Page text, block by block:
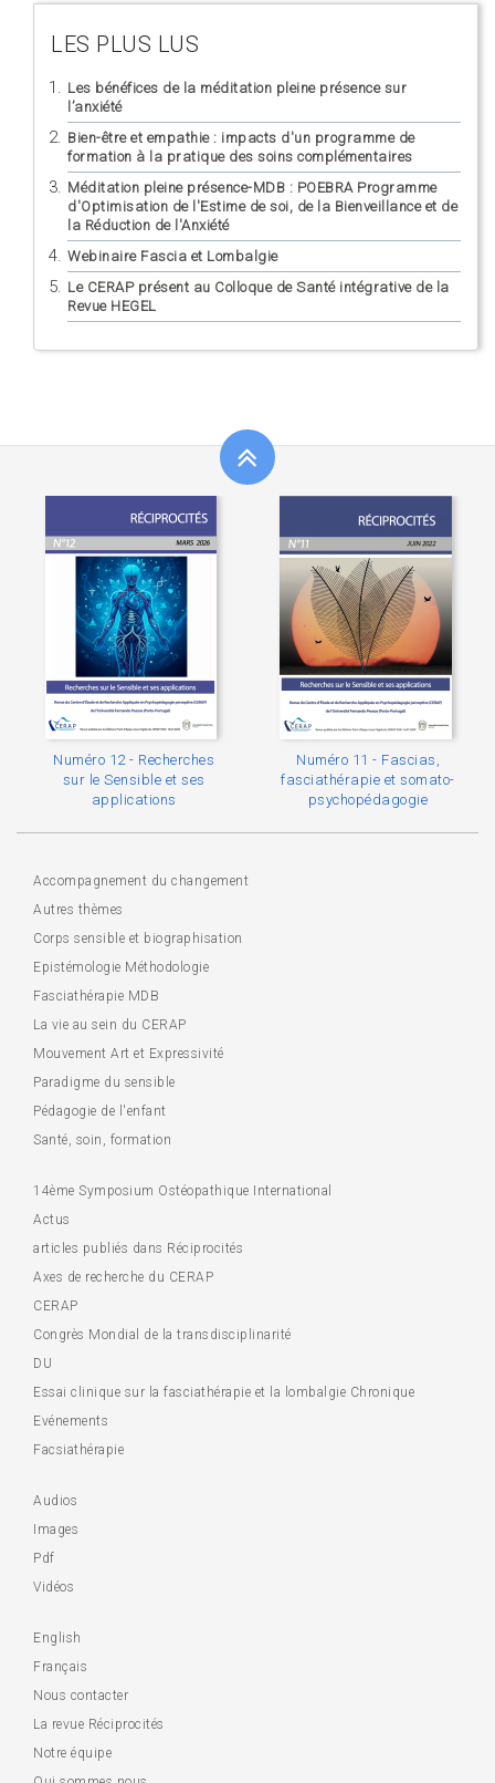
LES PLUS LUS
Les bénéfices de la méditation pleine présence sur
l’anxiété
Bien-être et empathie : impacts d'un programme de
formation à la pratique des soins complémentaires
Méditation pleine présence-MDB : POEBRA Programme
d'Optimisation de l'Estime de soi, de la Bienveillance et de
la Réduction de l'Anxiété
Webinaire Fascia et Lombalgie
Le CERAP présent au Colloque de Santé intégrative de la
Revue HEGEL
Numéro 12 - Recherches
sur le Sensible et ses
applications
Numéro 11 - Fascias,
fasciathérapie et somato-
psychopédagogie
Accompagnement du changement
Autres thèmes
Corps sensible et biographisation
Epistémologie Méthodologie
Fasciathérapie MDB
La vie au sein du CERAP
Mouvement Art et Expressivité
Paradigme du sensible
Pédagogie de l'enfant
Santé, soin, formation
14ème Symposium Ostéopathique International
Actus
articles publiés dans Réciprocités
Axes de recherche du CERAP
CERAP
Congrès Mondial de la transdisciplinarité
DU
Essai clinique sur la fasciathérapie et la lombalgie Chronique
Evénements
Facsiathérapie
Audios
Images
Pdf
Vidéos
English
Français
Nous contacter
La revue Réciprocités
Notre équipe